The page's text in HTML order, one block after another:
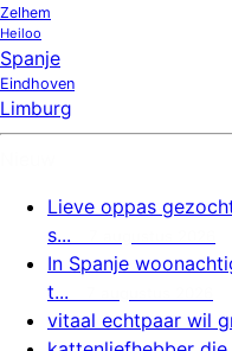
Zelhem
Heiloo
Spanje
Eindhoven
Limburg
Lieve oppas
s...
In Spanje
t...
vitaal echtpaar wil